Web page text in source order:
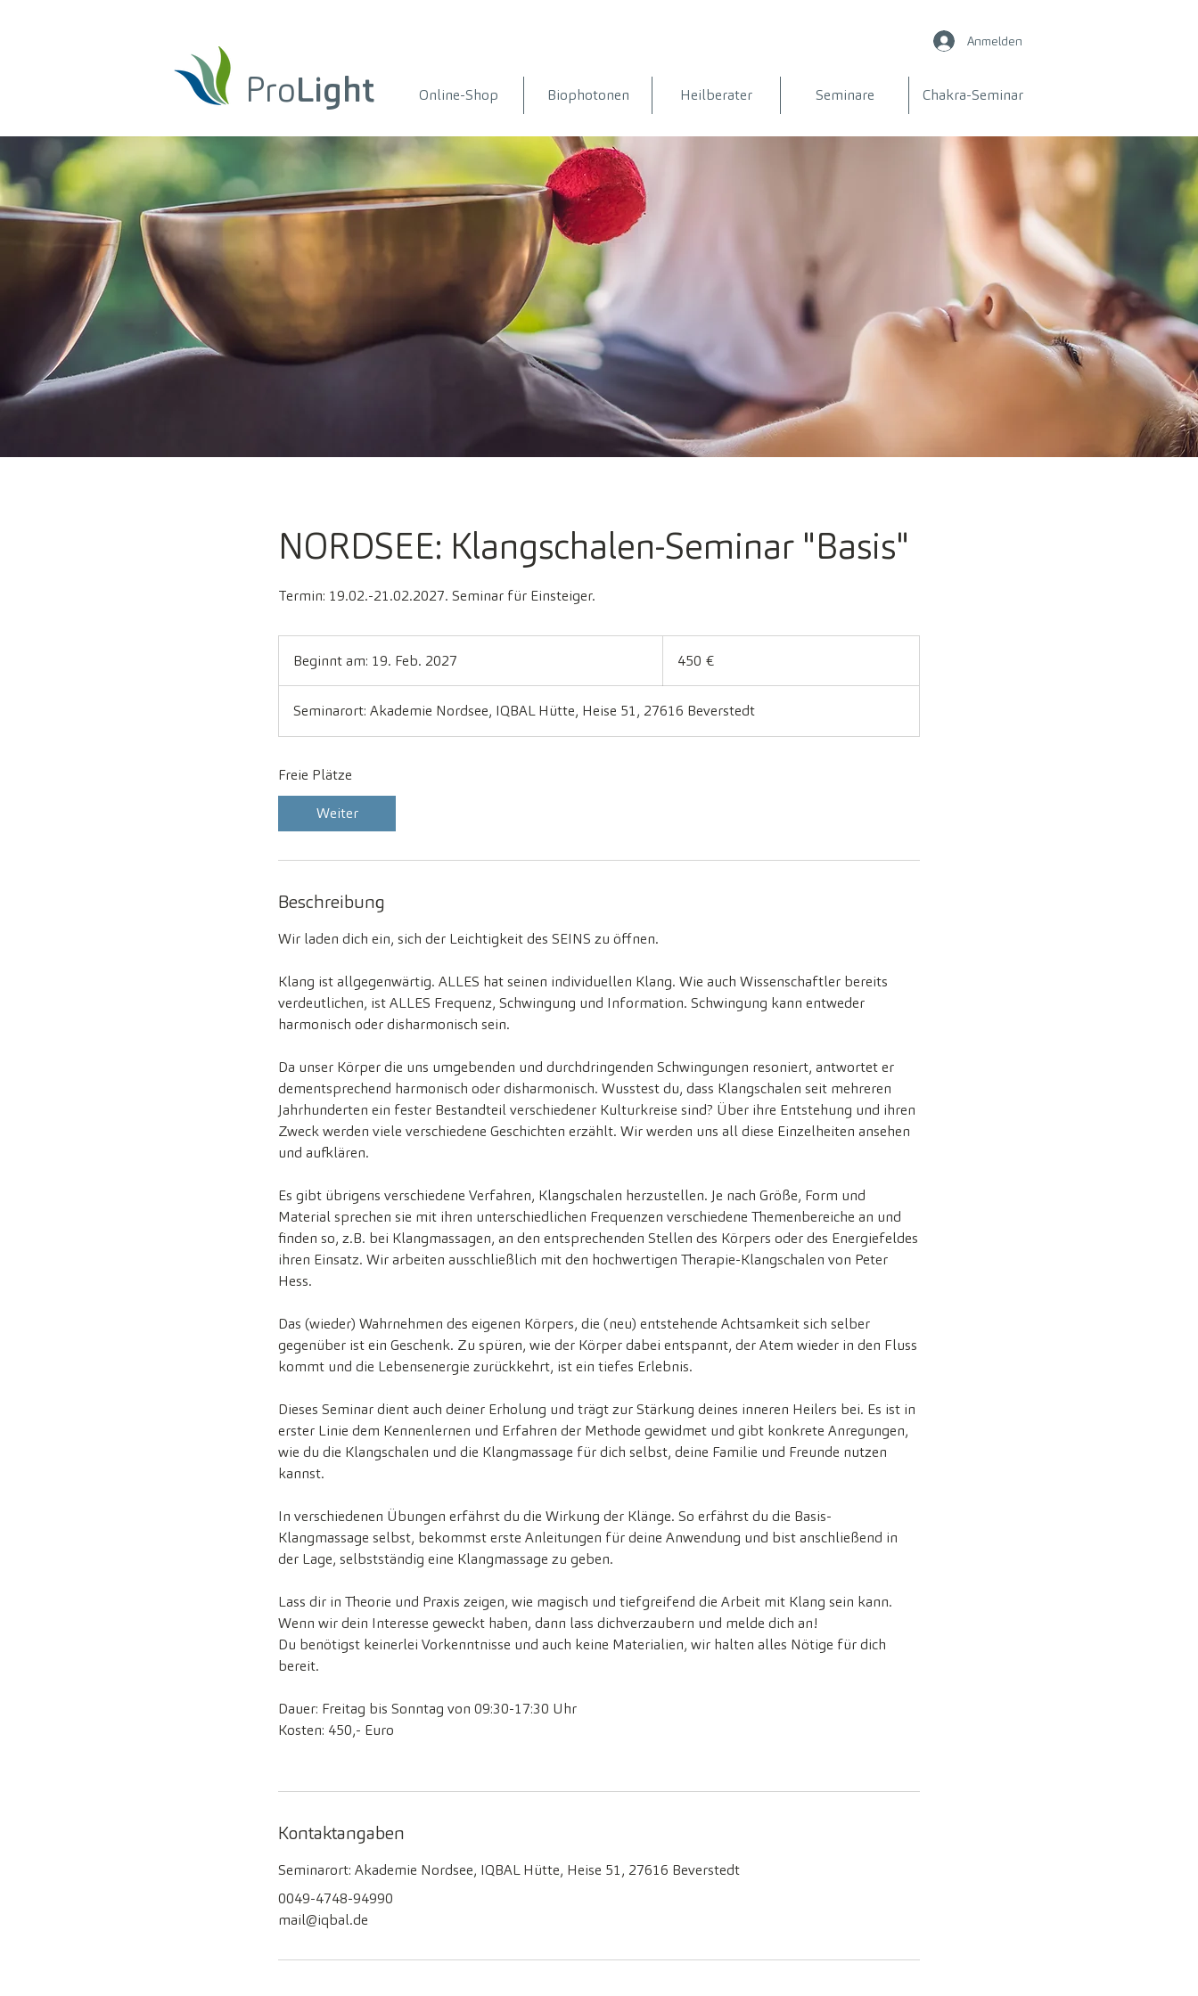
ProLight
Anmelden
Online-Shop Biophotonen Heilberater Seminare Chakra-Seminar
NORDSEE: Klangschalen-Seminar "Basis"
Termin: 19.02.-21.02.2027. Seminar für Einsteiger.
Beginnt am: 19. Feb. 2027
e
F
b
.
2
2
7
450 €
Seminarort: Akademie Nordsee, IQBAL Hütte, Heise 51, 27616 Beverstedt
Freie Plätze
Weiter
Beschreibung
Wir laden dich ein, sich der Leichtigkeit des SEINS zu öffnen.
Klang ist allgegenwärtig. ALLES hat seinen individuellen Klang. Wie auch Wissenschaftler bereits
verdeutlichen, ist ALLES Frequenz, Schwingung und Information. Schwingung kann entweder
harmonisch oder disharmonisch sein.
Da unser Körper die uns umgebenden und durchdringenden Schwingungen resoniert, antwortet er
dementsprechend harmonisch oder disharmonisch. Wusstest du, dass Klangschalen seit mehreren
Jahrhunderten ein fester Bestandteil verschiedener Kulturkreise sind? Über ihre Entstehung und ihren
Zweck werden viele verschiedene Geschichten erzählt. Wir werden uns all diese Einzelheiten ansehen
und aufklären.
Es gibt übrigens verschiedene Verfahren, Klangschalen herzustellen. Je nach Größe, Form und
Material sprechen sie mit ihren unterschiedlichen Frequenzen verschiedene Themenbereiche an und
finden so, z.B. bei Klangmassagen, an den entsprechenden Stellen des Körpers oder des Energiefeldes
ihren Einsatz. Wir arbeiten ausschließlich mit den hochwertigen Therapie-Klangschalen von Peter
Hess.
Das (wieder) Wahrnehmen des eigenen Körpers, die (neu) entstehende Achtsamkeit sich selber
gegenüber ist ein Geschenk. Zu spüren, wie der Körper dabei entspannt, der Atem wieder in den Fluss
kommt und die Lebensenergie zurückkehrt, ist ein tiefes Erlebnis.
Dieses Seminar dient auch deiner Erholung und trägt zur Stärkung deines inneren Heilers bei. Es ist in
erster Linie dem Kennenlernen und Erfahren der Methode gewidmet und gibt konkrete Anregungen,
wie du die Klangschalen und die Klangmassage für dich selbst, deine Familie und Freunde nutzen
kannst.
In verschiedenen Übungen erfährst du die Wirkung der Klänge. So erfährst du die Basis-
Klangmassage selbst, bekommst erste Anleitungen für deine Anwendung und bist anschließend in
der Lage, selbstständig eine Klangmassage zu geben.
Lass dir in Theorie und Praxis zeigen, wie magisch und tiefgreifend die Arbeit mit Klang sein kann.
Wenn wir dein Interesse geweckt haben, dann lass dichverzaubern und melde dich an!
Du benötigst keinerlei Vorkenntnisse und auch keine Materialien, wir halten alles Nötige für dich
bereit.
Dauer: Freitag bis Sonntag von 09:30-17:30 Uhr
Kosten: 450,- Euro
Kontaktangaben
Seminarort: Akademie Nordsee, IQBAL Hütte, Heise 51, 27616 Beverstedt
0049-4748-94990
mail@iqbal.de